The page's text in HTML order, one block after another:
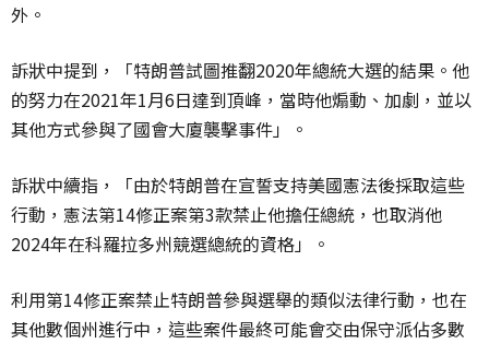
外。
訴狀中提到，「特朗普試圖推翻2020年總統大選的結果。他
的努力在2021年1月6日達到頂峰，當時他煽動、加劇，並以
其他方式參與了國會大廈襲擊事件」。
訴狀中續指，「由於特朗普在宣誓支持美國憲法後採取這些
行動，憲法第14修正案第3款禁止他擔任總統，也取消他
2024年在科羅拉多州競選總統的資格」。
利用第14修正案禁止特朗普參與選舉的類似法律行動，也在
其他數個州進行中，這些案件最終可能會交由保守派佔多數